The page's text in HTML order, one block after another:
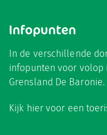
Infopunten
In de verschillende
infopunten voor volop
Grensland De Baronie.
Kijk hiervoor een